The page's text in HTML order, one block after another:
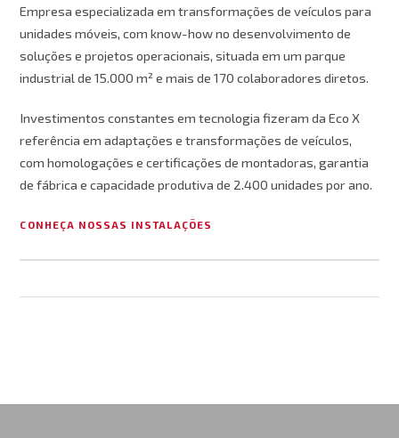
Empresa especializada em transformações de veículos para
unidades móveis, com know-how no desenvolvimento de
soluções e projetos operacionais, situada em um parque
industrial de 15.000 m² e mais de 170 colaboradores diretos.
Investimentos constantes em tecnologia fizeram da Eco X
referência em adaptações e transformações de veículos,
com homologações e certificações de montadoras, garantia
de fábrica e capacidade produtiva de 2.400 unidades por ano.
CONHEÇA NOSSAS INSTALAÇÕES